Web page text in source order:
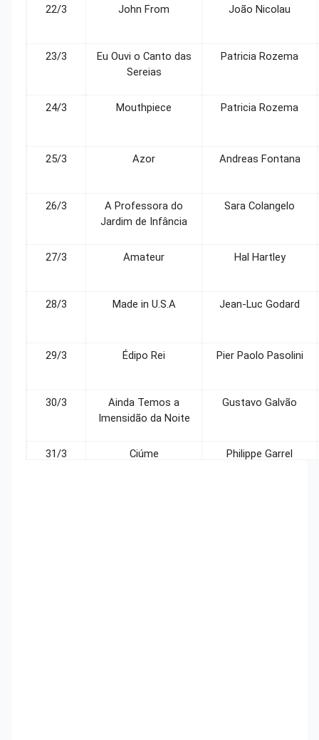
22/3 John From João Nicolau
23/3
Eu Ouvi o Canto das
Sereias
Patricia Rozema
24/3 Mouthpiece Patricia Rozema
25/3 Azor Andreas Fontana
26/3
A Professora do
Jardim de Infância
Sara Colangelo
27/3 Amateur Hal Hartley
28/3 Made in U.S.A Jean-Luc Godard
29/3 Édipo Rei Pier Paolo Pasolini
30/3
Ainda Temos a
Imensidão da Noite
Gustavo Galvão
31/3 Ciúme Philippe Garrel